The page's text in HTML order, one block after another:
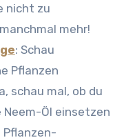
nicht zu
mehr!
: Schau
Pflanzen
schau mal, ob du
Öl einsetzen
Pflanzen-